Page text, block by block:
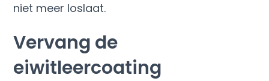
niet meer loslaat.
Vervang de
eiwitleercoating